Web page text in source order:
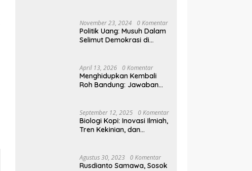
November 23, 2024 0 Komentar
Politik Uang: Musuh Dalam
Selimut Demokrasi di
April 13, 2026 0 Komentar
Menghidupkan Kembali
Roh Bandung: Jawaban
September 12, 2025 0 Komentar
Biologi Kopi: Inovasi Ilmiah,
Tren Kekinian, dan
Agraria
Agustus 30, 2023 0 Komentar
Rusdianto Samawa, Sosok